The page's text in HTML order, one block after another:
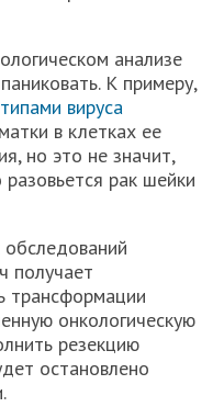
анализе
К примеру,
типами вируса
в клетках ее
но это не значит,
рак шейки
получает
трансформации
онкологическую
резекцию
остановлено